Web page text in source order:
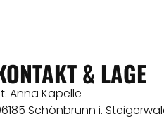
& LAGE
Anna Kapelle
Schönbrunn i.